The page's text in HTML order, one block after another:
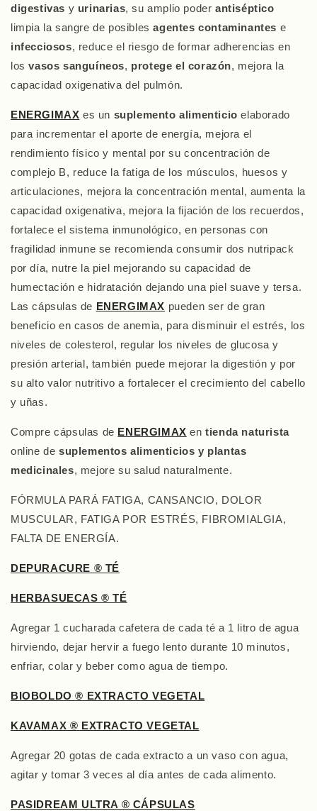
digestivas y urinarias, su amplio poderantiséptico
limpia la sangre de posiblesagentes contaminantes e
infecciosos, reduce el riesgo de formar adherencias en
losvasos sanguíneos, protege el corazón, mejora la
capacidad oxigenativa del pulmón.
ENERGIMAX es un suplemento alimenticio elaborado
para incrementar el aporte de energía, mejora el
rendimiento físico y mental por su concentración de
complejo B, reduce la fatiga de los músculos, huesos y
articulaciones, mejora la concentración mental, aumenta la
capacidad oxigenativa, mejora la fijación de los recuerdos,
fortalece el sistema inmunológico, en personas con
fragilidad inmune se recomienda consumir dos nutripack
por día, nutre la piel mejorando su capacidad de
humectación e hidratación dejando una piel suave y tersa.
Las cápsulas de ENERGIMAX pueden ser de gran
beneficio en casos de anemia, para disminuir el estrés, los
niveles de colesterol, regular los niveles de glucosa y
presión arterial, también puede mejorar la digestión y por
su alto valor nutritivo a fortalecer el crecimiento del cabello
y uñas.
Compre cápsulas de ENERGIMAX entienda naturista
online de suplementos alimenticios y plantas
medicinales, mejore su salud naturalmente.
FÓRMULA PARÁ FATIGA, CANSANCIO, DOLOR
MUSCULAR, FATIGA POR ESTRÉS, FIBROMIALGIA,
FALTA DE ENERGÍA.
DEPURACURE ® TÉ
HERBASUECAS ® TÉ
Agregar 1 cucharada cafetera de cada té a 1 litro de agua
hirviendo, dejar hervir a fuego lento durante 10 minutos,
enfriar, colar y beber como agua de tiempo.
BIOBOLDO ® EXTRACTO VEGETAL
KAVAMAX ® EXTRACTO VEGETAL
Agregar 20 gotas de cada extracto a un vaso con agua,
agitar y tomar 3 veces al día antes de cada alimento.
PASIDREAM ULTRA ® CÁPSULAS